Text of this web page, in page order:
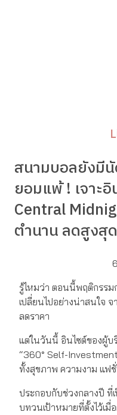
สนามบอลยังมี
ยอมแพ้ ! เจาะ
Central
ตำนาน ลดสูงสุ
รู้ไหมว่า ตอนนี้พฤติกรรม
เปลี่ยนไปอย่างน่าสนใจ
ลดราคา
แต่ในวันนี้ อินไซต์ของผู้บ
“360° Self-
ทั้งสุขภาพ ความงาม แฟ
ประกอบกับช่วงกลางปี ที่
บทวนเป้าหมายที่ตั้งไว้เ